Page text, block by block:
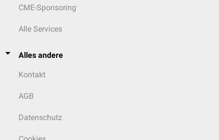
CME-Sponsoring
Alle Services
Alles andere
Kontakt
AGB
Datenschutz